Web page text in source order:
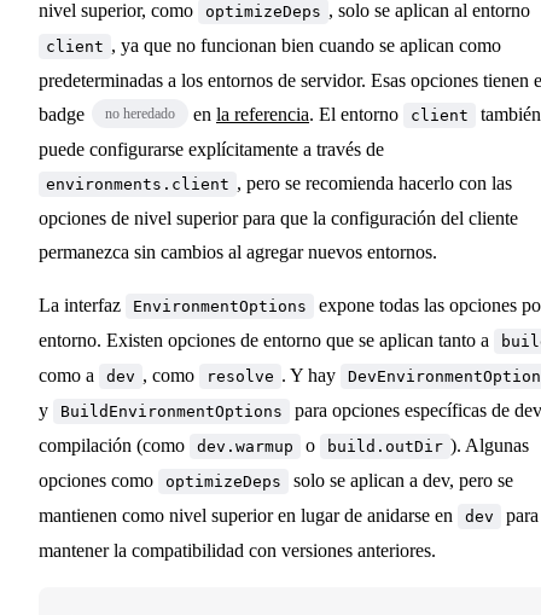
nivel superior, como
optimizeDeps , solo se aplican al entorno
client , ya que no funcionan bien cuando se aplican como
predeterminadas a los entornos de servidor. Esas opciones tienen
badge
no heredado en la referencia. El entorno client
también
puede configurarse explícitamente a través de
environments.client , pero se recomienda hacerlo con las
opciones de nivel superior para que la configuración del cliente
permanezca sin cambios al agregar nuevos entornos.
La interfaz EnvironmentOptions
expone todas las opciones
entorno. Existen opciones de entorno que se aplican tanto a
como a dev , como resolve . Y hay
y BuildEnvironmentOptions
para opciones específicas de
compilación (como
dev.warmup o build.outDir ). Algunas
opciones como
optimizeDeps
solo se aplican a dev, pero se
mantienen como nivel superior en lugar de anidarse en
dev
para
mantener la compatibilidad con versiones anteriores.